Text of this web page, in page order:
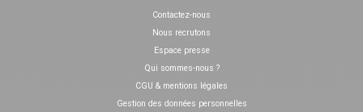
Contactez-nous
Nous recrutons
Espace presse
Qui sommes-nous ?
CGU & mentions légales
Gestion des données personnelles